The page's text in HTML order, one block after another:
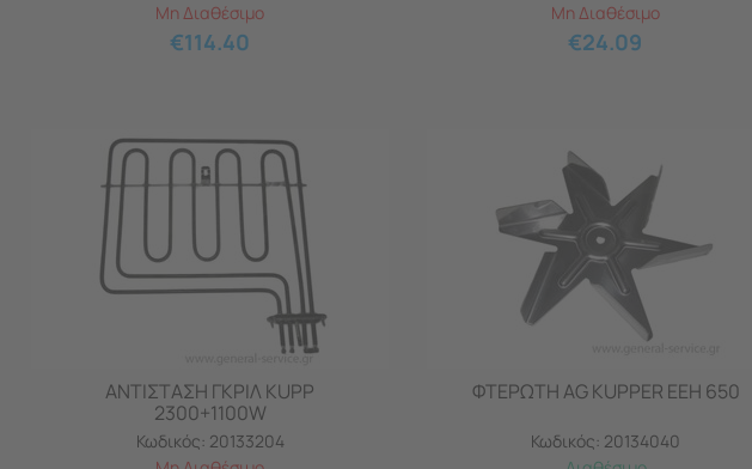
Μη Διαθέσιμο
€114.40
Μη Διαθέσιμο
€24.09
ΑΝΤΙΣΤΑΣΗ ΓΚΡΙΛ KUPP
2300+1100W
Κωδικός: 20133204
ΦΤΕΡΩΤΗ AG KUPPER EEH 650
Κωδικός: 20134040